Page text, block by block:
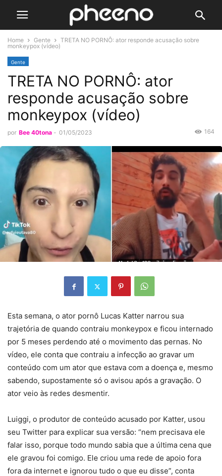
Home Gente
TRETA NO PORNÔ: ator responde acusação sobre
monkeypox (vídeo)
Gente
TRETA NO PORNÔ: ator
responde acusação sobre
monkeypox (vídeo)
por Bee 40tona - 01/05/2023 164
Esta semana, o ator pornô Lucas Katter narrou sua
trajetória de quando contraiu monkeypox e ficou internado
por 5 meses perdendo até o movimento das pernas. No
vídeo, ele conta que contraiu a infecção ao gravar um
conteúdo com um ator que estava com a doença e, mesmo
sabendo, supostamente só o avisou após a gravação. O
ator veio às redes desmentir.
Luiggi, o produtor de conteúdo acusado por Katter, usou
seu Twitter para explicar sua versão: “nem precisava ele
falar isso, porque todo mundo sabia que a última cena que
ele gravou foi comigo. Ele criou uma rede de apoio fora
fora da internet e ignorou tudo o que eu disse”, conta